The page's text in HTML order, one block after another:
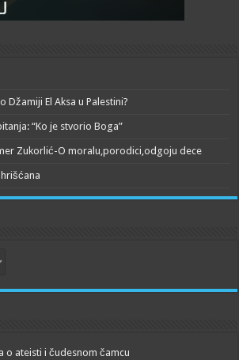
Džamiji El Aksa u Palestini?
“Ko je stvorio Boga”
Zukorlić-O moralu,porodici,odgoju dece
o ateisti i čudesnom čamcu